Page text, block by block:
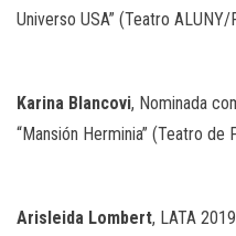
Universo USA” (Teatro
Karina Blancovi, Nominada
“Mansión Herminia” (Teatro de
Arisleida Lombert, LATA